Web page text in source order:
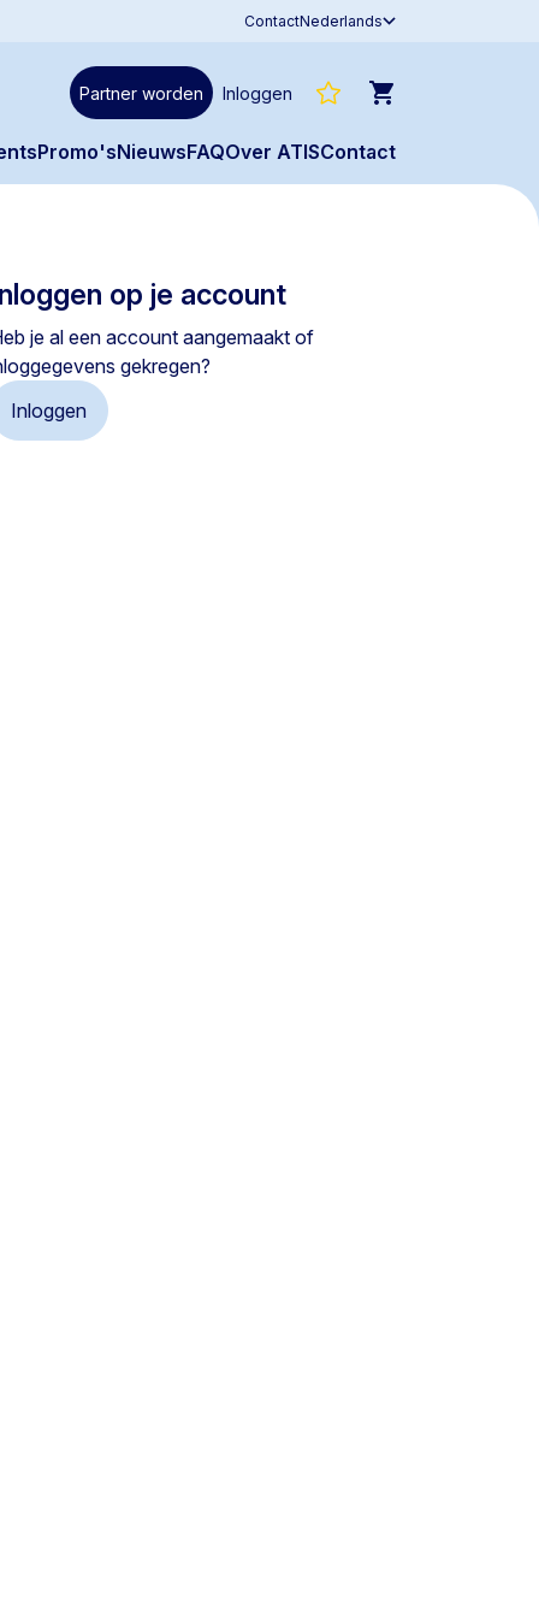
ContactNederlands
Partner worden Inloggen
Promo'sNieuwsFAQOver ATISContact
op je account
je al een account aangemaakt of
gekregen?
Inloggen